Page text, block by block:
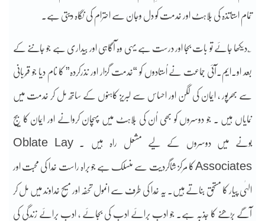
تمام استاتذہ کی بُلاہٹ اور خدمت کو دل وجان سے احترام کی نگاہ دیتی ہے۔
؎دیکھا جائے تو بات بجا اور درست ہے یہی وہ آگاہی اور بیداری ہے جو جاننے کے
بعد او۔ایم۔آئی جماعت نے اُستادوں کو “خدمت گزار اور نذرکردہ” کا نام دیا جو قُربانی
سے بھرپور ، ایمان کی لگن اور احساس سے لبریز کاہنوں کے ساتھ مل کر خدمت میں
نمایاں ہیں ۔ جو دوسروں کو بھی اُن کی بُلاہٹ میں پہچان کروانے اور ایمان کا بیج
بونے میں دوسروں کے لیے مشعل راہ ہیں ۔ Oblate Lay
Associates کا مرکز شاگردیت سے منسلک ہے جو براہ راست خُدا کی محبت اور
الہٰی پیار کا مستحق بناتے ہیں۔ یہ خُدا کی طرف سے انمول تحفہ اور مسیح خداوند میں مل کر
آگے بڑھنے کا جذبہ ہے۔ جو ادب برائے ادب کی بجائے ، ادب برائے زندگی کی